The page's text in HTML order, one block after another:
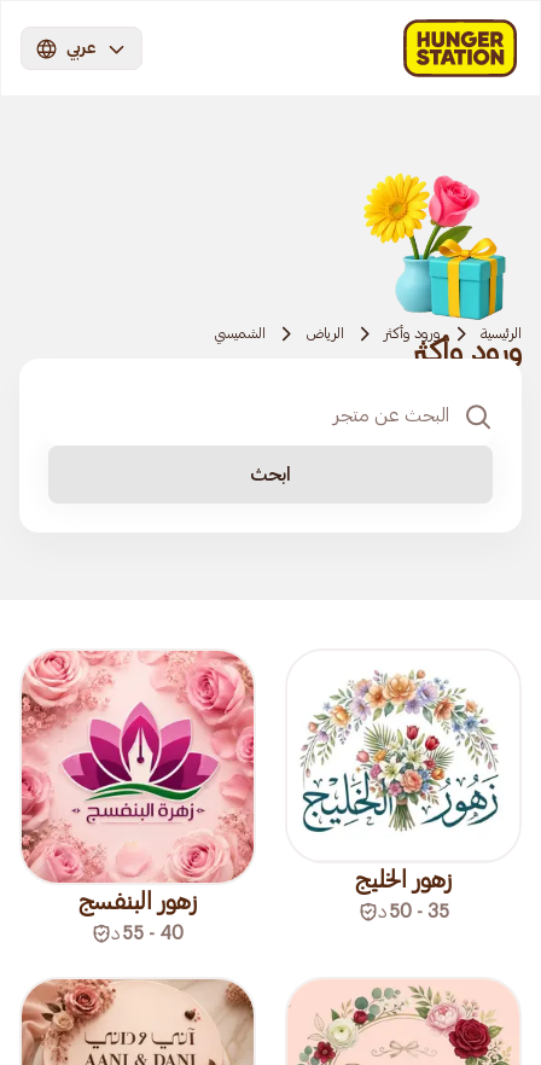
عربي
الرئيسية ورود وأكثر الرياض الشميسي
ورود وأكثر
ابحث
زهور الخليج
35 - 50 د زهور البنفسج
40 - 55 د